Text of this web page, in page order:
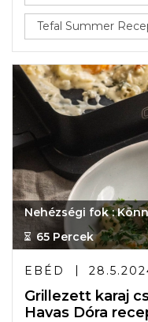
Tefal Summer
Nehézségi fok :
65 Percek
EBÉD
Grillezett karaj
Havas Dóra